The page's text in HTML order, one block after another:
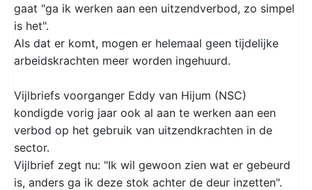
gaat "ga ik werken aan een uitzendverbod, zo simpel
is het".
Als dat er komt, mogen er helemaal geen tijdelijke
arbeidskrachten meer worden ingehuurd.
Vijlbriefs voorganger Eddy van Hijum (NSC)
kondigde vorig jaar ook al aan te werken aan een
verbod op het gebruik van uitzendkrachten in de
sector.
Vijlbrief zegt nu: "Ik wil gewoon zien wat er gebeurd
is, anders ga ik deze stok achter de deur inzetten".